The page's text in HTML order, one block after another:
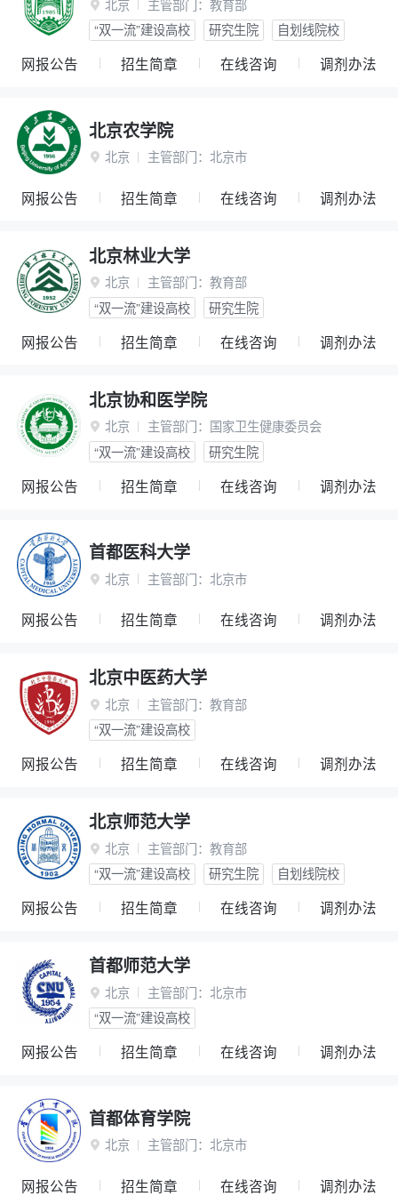
 北京 主管部门： 教育部
“双一流”建设高校
研究生院 自划线院校
网报公告 招生简章 在线咨询 调剂办法
北京农学院
 北京 主管部门： 北京市
网报公告 招生简章 在线咨询 调剂办法
北京林业大学
 北京 主管部门： 教育部
“双一流”建设高校
研究生院
网报公告 招生简章 在线咨询 调剂办法
北京协和医学院
 北京 主管部门： 国家卫生健康委员会
“双一流”建设高校
研究生院
网报公告 招生简章 在线咨询 调剂办法
首都医科大学
 北京 主管部门： 北京市
网报公告 招生简章 在线咨询 调剂办法
北京中医药大学
 北京 主管部门： 教育部
“双一流”建设高校
网报公告 招生简章 在线咨询 调剂办法
北京师范大学
 北京 主管部门： 教育部
“双一流”建设高校
研究生院 自划线院校
网报公告 招生简章 在线咨询 调剂办法
首都师范大学
 北京 主管部门： 北京市
“双一流”建设高校
网报公告 招生简章 在线咨询 调剂办法
首都体育学院
 北京 主管部门： 北京市
网报公告 招生简章 在线咨询 调剂办法